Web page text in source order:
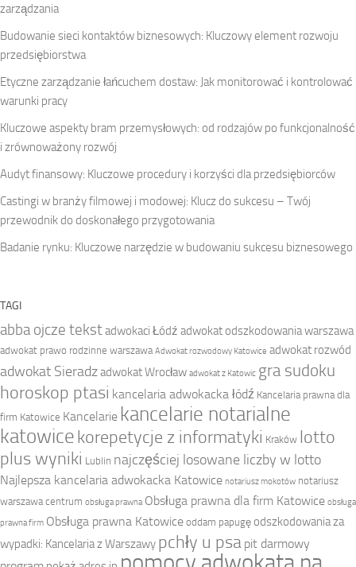
zarządzania
Budowanie sieci kontaktów biznesowych: Kluczowy element rozwoju
przedsiębiorstwa
Etyczne zarządzanie łańcuchem dostaw: Jak monitorować i kontrolować
warunki pracy
Kluczowe aspekty bram przemysłowych: od rodzajów po funkcjonalność
i zrównoważony rozwój
Audyt finansowy: Kluczowe procedury i korzyści dla przedsiębiorców
Castingi w branży filmowej i modowej: Klucz do sukcesu – Twój
przewodnik do doskonałego przygotowania
Badanie rynku: Kluczowe narzędzie w budowaniu sukcesu biznesowego
TAGI
abba ojcze tekstadwokaci Łódź adwokat odszkodowania warszawa
adwokat prawo rodzinne warszawa Adwokat rozwodowy Katowice adwokat rozwód
adwokat Sieradzadwokat Wrocław adwokat z Katowic gra sudoku
horoskop ptasi kancelaria adwokacka łódź Kancelaria prawna dla
firm Katowice Kancelarie kancelarie notarialne
katowicekorepetycje z informatyki Kraków lotto
plus wyniki Lublin najczęściej losowane liczby w lotto
Najlepsza kancelaria adwokacka Katowice notariusz mokotów notariusz
warszawa centrum obsługa prawna Obsługa prawna dla firm Katowice obsługa
prawna firm Obsługa prawna Katowice oddam papugę odszkodowania za
wypadki: Kancelaria z Warszawy pchły u psa pit darmowy